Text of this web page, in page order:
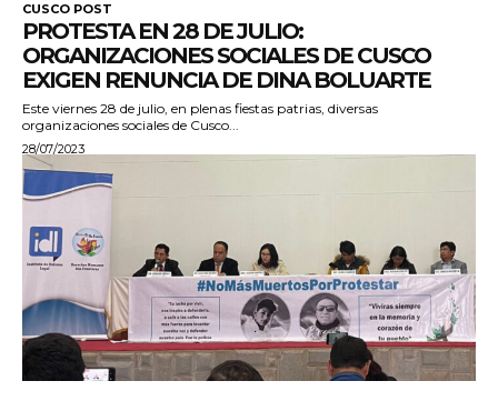
CUSCO POST
PROTESTA EN 28 DE JULIO:
ORGANIZACIONES SOCIALES DE CUSCO
EXIGEN RENUNCIA DE DINA BOLUARTE
Este viernes 28 de julio, en plenas fiestas patrias, diversas
organizaciones sociales de Cusco...
28/07/2023